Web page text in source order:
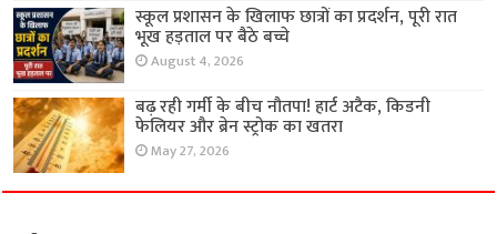
स्कूल प्रशासन के खिलाफ छात्रों का प्रदर्शन, पूरी रात
भूख हड़ताल पर बैठे बच्चे
August 4, 2026
बढ़ रही गर्मी के बीच नौतपा! हार्ट अटैक, किडनी
फेलियर और ब्रेन स्ट्रोक का खतरा
May 27, 2026